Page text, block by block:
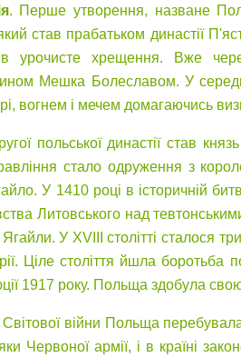
. Перше утворення, назване
став прабатьком династії
урочисте хрещення. Вже через
Мешка Болеславом. У
вогнем і мечем домагаючись
польської династії став
стало одруження з
У 1410 році в історичній
Литовського над
У XVIII столітті сталося
Ціле століття йшла
1917 року. Польща здобула
війни Польща
Червоної армії, і в країні